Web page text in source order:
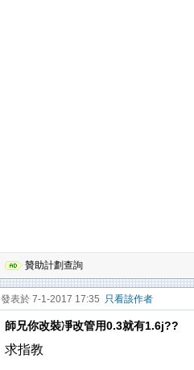
贊助計劃查詢
發表於 7-1-2017 17:35 只看該作者
師兄你改裝凈改管用0.3就有1.6j??
求指教